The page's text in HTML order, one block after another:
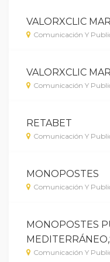
VALORXCLIC
Comunicación Y
VALORXCLIC
Comunicación Y
RETABET
Comunicación Y
MONOPOSTES
Comunicación Y
MONOPOSTES
Comunicación Y